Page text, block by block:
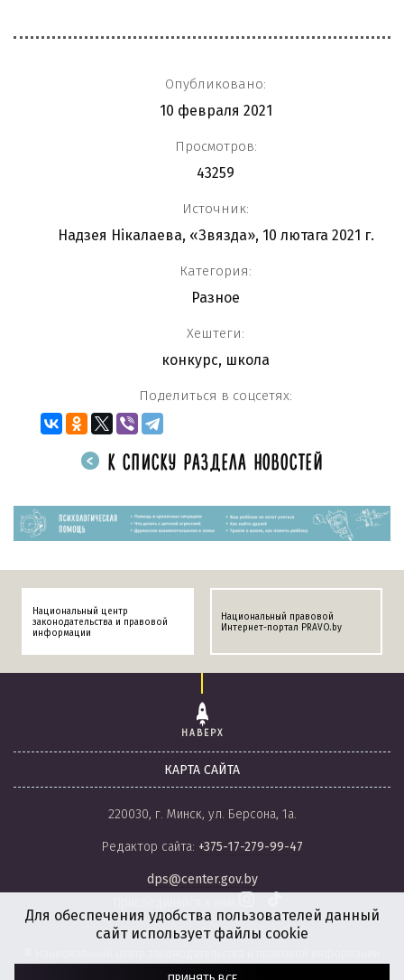
Опубликовано:
10 февраля 2021
Просмотров:
43259
Источник:
Надзея Нікалаева, «Звязда», 10 лютага 2021 г.
Категория:
Разное
Хештеги:
конкурс, школа
Поделиться в соцсетях:
К СПИСКУ РАЗДЕЛА НОВОСТЕЙ
Национальный центр
законодательства и правовой
информации
Национальный правовой
Интернет-портал PRAVO.by
НАВЕРХ
КАРТА САЙТА
220030, г. Минск, ул. Берсона, 1а.
Редактор сайта: +375-17-279-99-47
dps@center.gov.by
Республики Беларусь, 2008-2026.
Для обеспечения удобства пользователей данный
сайт использует файлы cookie